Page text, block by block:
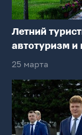
Летний
автотуризм и
25 марта